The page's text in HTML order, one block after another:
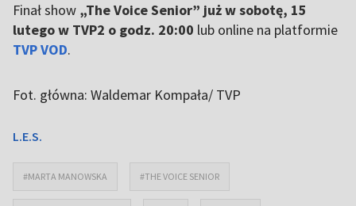
Finał show „The Voice Senior” już w sobotę, 15
lutego w TVP2 o godz. 20:00 lub online na platformie
TVP VOD.
Fot. główna: Waldemar Kompała/ TVP
L.E.S.
#MARTA MANOWSKA #THE VOICE SENIOR